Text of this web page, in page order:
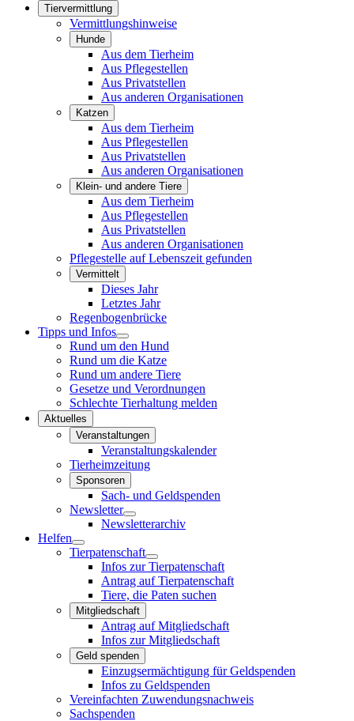
Tiervermittlung
Vermittlungshinweise
Hunde
Aus dem Tierheim
Aus Pflegestellen
Aus Privatstellen
Aus anderen Organisationen
Katzen
Aus dem Tierheim
Aus Pflegestellen
Aus Privatstellen
Aus anderen Organisationen
Klein- und andere Tiere
Aus dem Tierheim
Aus Pflegestellen
Aus Privatstellen
Aus anderen Organisationen
Pflegestelle auf Lebenszeit gefunden
Vermittelt
Dieses Jahr
Letztes Jahr
Regenbogenbrücke
Tipps und Infos
Rund um den Hund
Rund um die Katze
Rund um andere Tiere
Gesetze und Verordnungen
Schlechte Tierhaltung melden
Aktuelles
Veranstaltungen
Veranstaltungskalender
Tierheimzeitung
Sponsoren
Sach- und Geldspenden
Newsletter
Newsletterarchiv
Helfen
Tierpatenschaft
Infos zur Tierpatenschaft
Antrag auf Tierpatenschaft
Tiere, die Paten suchen
Mitgliedschaft
Antrag auf Mitgliedschaft
Infos zur Mitgliedschaft
Geld spenden
Einzugsermächtigung für Geldspenden
Infos zu Geldspenden
Vereinfachten Zuwendungsnachweis
Sachspenden